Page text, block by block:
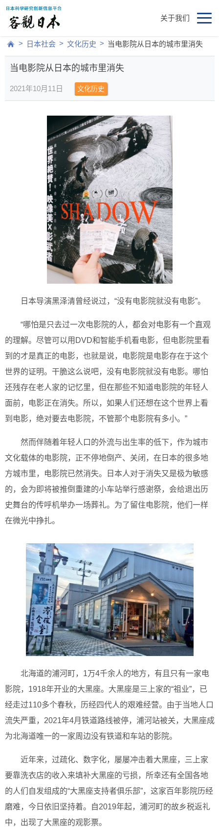
关于我们
> 日本社会 > 文化历史 > 当电影院从日本的城市里消失
当电影院从日本的城市里消失
2021年10月11日 文化历史
日本导演黑泽清曾经说过，“没有电影院就没有电影”。
“哪怕是只去过一次电影院的人，都会对电影有一个直观
的理解。尽管可以用DVD和智能手机看电影，但电影院里看
到的才是真正的电影，也就是说，电影院是电影存在于这个
世界的证明。干脆这么说吧，没有电影院就没有电影。哪怕
还残存在老人家的记忆里，但在那些不知道电影院的年轻人
面前，电影正在消失。所以，如果人们还想在这个世界上看
到电影，绝对要去电影院，不管那个电影院有多小。”
然而伴随着年轻人口的外流与出生率的低下，作为城市
文化载体的电影院，正不停地倒产、关闭，在日本的很多地
方城市里，电影院已然消失。日本人对于消失又是极为敏感
的，会为即将被推倒重建的小车站举行感谢祭，会给退出历
史舞台的传呼机举办一场葬礼。为了留住电影院，他们一样
在微光中挣扎。
北海道的浦河町，1万4千余人的地方，有且只有一家电
影院，1918年开业的大黑座。大黑座是三上家的“祖业”，已
经走过110多个春秋，历经四代人的艰难经营。由于当地人口
流失严重，2021年4月铁道路线被停，浦河站被关，大黑座成
为北海道唯一的一家周边没有铁道和车站的影院。
近年来，过疏化、数字化，屡屡冲击着大黑座，三上家
要靠洗衣店的收入来填补大黑座的亏损，所幸还有全国各地
的人们自发组成的“大黑座支持者俱乐部”，这家百年影院历经
磨难，今日依旧坚持着。自2019年起，浦河町的故乡税返礼
中，出现了大黑座的观影票。